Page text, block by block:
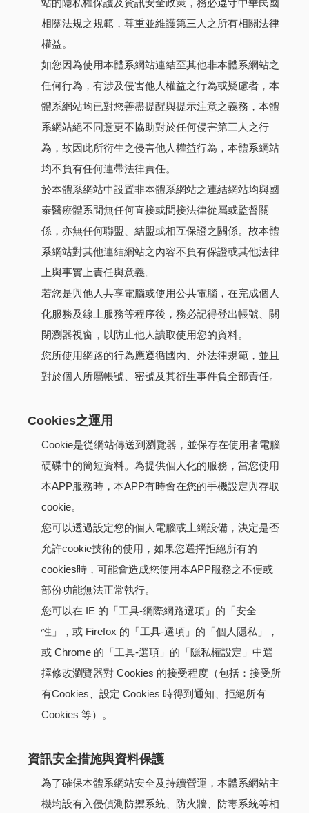
站的隱私權保護及資訊安全政策，務必遵守中華民國
相關法規之規範，尊重並維護第三人之所有相關法律
權益。
如您因為使用本體系網站連結至其他非本體系網站之
任何行為，有涉及侵害他人權益之行為或疑慮者，本
體系網站均已對您善盡提醒與提示注意之義務，本體
系網站絕不同意更不協助對於任何侵害第三人之行
為，故因此所衍生之侵害他人權益行為，本體系網站
均不負有任何連帶法律責任。
於本體系網站中設置非本體系網站之連結網站均與國
泰醫療體系間無任何直接或間接法律從屬或監督關
係，亦無任何聯盟、結盟或相互保證之關係。故本體
系網站對其他連結網站之內容不負有保證或其他法律
上與事實上責任與意義。
若您是與他人共享電腦或使用公共電腦，在完成個人
化服務及線上服務等程序後，務必記得登出帳號、關
閉瀏器視窗，以防止他人讀取使用您的資料。
您所使用網路的行為應遵循國內、外法律規範，並且
對於個人所屬帳號、密號及其衍生事件負全部責任。
Cookies之運用
Cookie是從網站傳送到瀏覽器，並保存在使用者電腦
硬碟中的簡短資料。為提供個人化的服務，當您使用
本APP服務時，本APP有時會在您的手機設定與存取
cookie。
您可以透過設定您的個人電腦或上網設備，決定是否
允許cookie技術的使用，如果您選擇拒絕所有的
cookies時，可能會造成您使用本APP服務之不便或
部份功能無法正常執行。
您可以在 IE 的「工具-網際網路選項」的「安全
性」，或 Firefox 的「工具-選項」的「個人隱私」，
或 Chrome 的「工具-選項」的「隱私權設定」中選
擇修改瀏覽器對 Cookies 的接受程度（包括：接受所
有Cookies、設定 Cookies 時得到通知、拒絕所有
Cookies 等）。
資訊安全措施與資料保護
為了確保本體系網站安全及持續營運，本體系網站主
機均設有入侵偵測防禦系統、防火牆、防毒系統等相